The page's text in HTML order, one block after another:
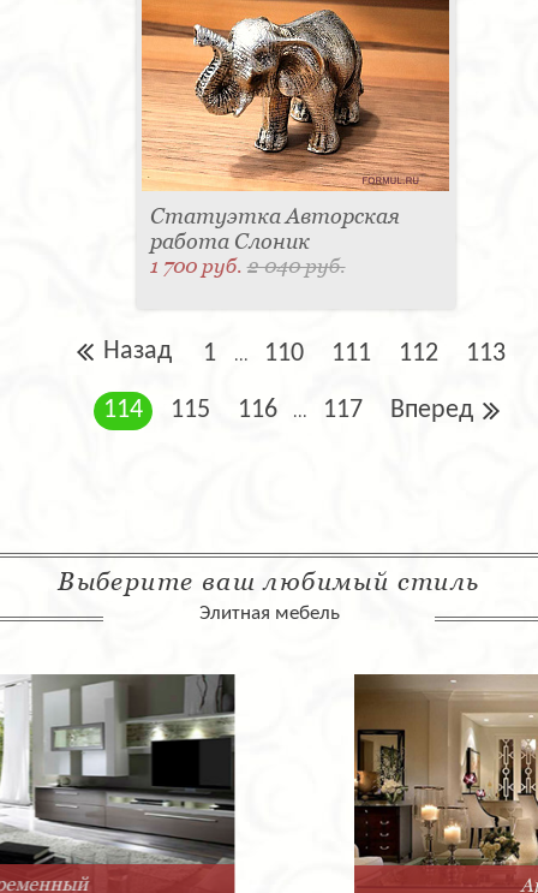
Статуэтка Авторская
работа Слоник
1 700 руб.2 040 руб.
Назад 1 ... 110 111 112 113
114 115 116 ... 117 Вперед
Выберите ваш любимый стиль
Элитная мебель